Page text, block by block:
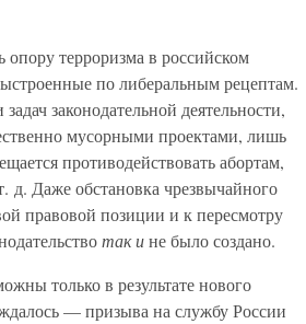
терроризма в российском
по либеральным рецептам.
законодательной деятельности,
мусорными проектами, лишь
противодействовать абортам,
д. Даже обстановка чрезвычайного
правовой позиции и к пересмотру
так ине было создано.
только в результате нового
— призыва на службу России